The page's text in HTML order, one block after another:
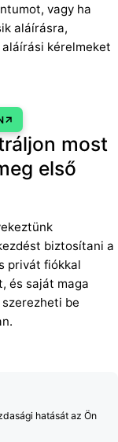
vagy ha
aláírásra,
kérelmeket
most
első
biztosítani a
privát fiókkal
és saját maga
be
hatását az Ön